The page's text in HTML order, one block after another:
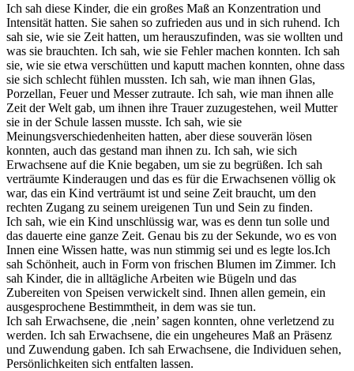
Ich sah diese Kinder, die ein großes Maß an Konzentration und
Intensität hatten. Sie sahen so zufrieden aus und in sich ruhend. Ich
sah sie, wie sie Zeit hatten, um herauszufinden, was sie wollten und
was sie brauchten. Ich sah, wie sie Fehler machen konnten. Ich sah
sie, wie sie etwa verschütten und kaputt machen konnten, ohne dass
sie sich schlecht fühlen mussten. Ich sah, wie man ihnen Glas,
Porzellan, Feuer und Messer zutraute. Ich sah, wie man ihnen alle
Zeit der Welt gab, um ihnen ihre Trauer zuzugestehen, weil Mutter
sie in der Schule lassen musste. Ich sah, wie sie
Meinungsverschiedenheiten hatten, aber diese souverän lösen
konnten, auch das gestand man ihnen zu. Ich sah, wie sich
Erwachsene auf die Knie begaben, um sie zu begrüßen. Ich sah
verträumte Kinderaugen und das es für die Erwachsenen völlig ok
war, das ein Kind verträumt ist und seine Zeit braucht, um den
rechten Zugang zu seinem ureigenen Tun und Sein zu finden.
Ich sah, wie ein Kind unschlüssig war, was es denn tun solle und
das dauerte eine ganze Zeit. Genau bis zu der Sekunde, wo es von
Innen eine Wissen hatte, was nun stimmig sei und es legte los.Ich
sah Schönheit, auch in Form von frischen Blumen im Zimmer. Ich
sah Kinder, die in alltägliche Arbeiten wie Bügeln und das
Zubereiten von Speisen verwickelt sind. Ihnen allen gemein, ein
ausgesprochene Bestimmtheit, in dem was sie tun.
Ich sah Erwachsene, die ‚nein’ sagen konnten, ohne verletzend zu
werden. Ich sah Erwachsene, die ein ungeheures Maß an Präsenz
und Zuwendung gaben. Ich sah Erwachsene, die Individuen sehen,
Persönlichkeiten sich entfalten lassen.